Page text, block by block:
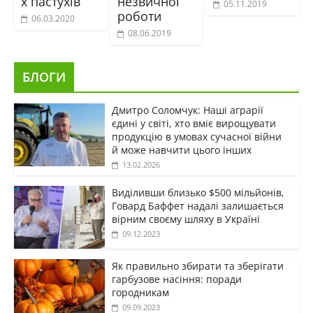
06.03.2020
роботи
08.06.2019
05.11.2019
БЛОГИ
Дмитро Соломчук: Наші аграрії
єдині у світі, хто вміє вирощувати
продукцію в умовах сучасної війни
й може навчити цього інших
13.02.2026
Виділивши близько $500 мільйонів,
Говард Баффет надалі залишається
вірним своєму шляху в Україні
09.12.2023
Як правильно збирати та зберігати
гарбузове насіння: поради
городникам
09.09.2023